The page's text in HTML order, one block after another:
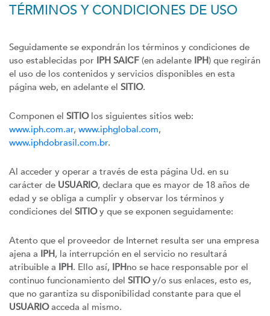
TÉRMINOS Y CONDICIONES DE USO
Seguidamente se expondrán los términos y condiciones de
uso establecidas por IPH SAICF (en adelante IPH) que regirán
el uso de los contenidos y servicios disponibles en esta
página web, en adelante el SITIO.
Componen el SITIOlos siguientes sitios web:
www.iph.com.ar, www.iphglobal.com,
www.iphdobrasil.com.br.
Al acceder y operar a través de esta página Ud. en su
carácter de USUARIO, declara que es mayor de 18 años de
edad y se obliga a cumplir y observar los términos y
condiciones del SITIOy que se exponen seguidamente:
Atento que el proveedor de Internet resulta ser una empresa
ajena a IPH, la interrupción en el servicio no resultará
atribuible a IPH. Ello así, IPHno se hace responsable por el
continuo funcionamiento del SITIOy/o sus enlaces, esto es,
que no garantiza su disponibilidad constante para que el
USUARIOacceda al mismo.